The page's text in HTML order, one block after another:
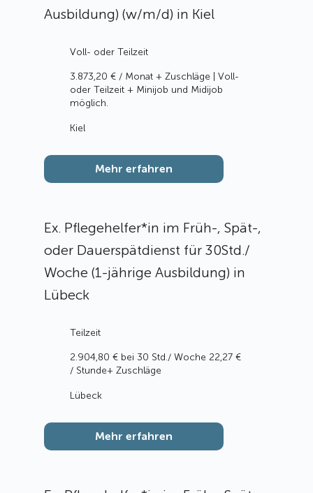
Ausbildung) (w/m/d) in Kiel
3.873,20 € / Monat + Zuschläge | Voll-
oder Teilzeit + Minijob und Midijob
möglich.
Kiel
Voll- oder Teilzeit
Mehr erfahren
Ex. Pflegehelfer*in im Früh-, Spät-,
oder Dauerspätdienst für 30Std./
Woche (1-jährige Ausbildung) in
Lübeck
2.904,80 € bei 30 Std./ Woche 22,27 €
/ Stunde+ Zuschläge
Lübeck
Teilzeit
Mehr erfahren